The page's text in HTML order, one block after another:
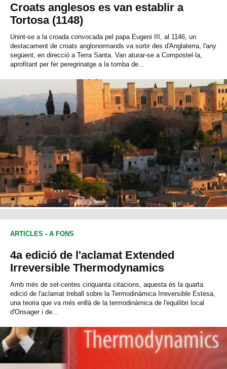
Croats anglesos es van establir a
Tortosa (1148)
Unint-se a la croada convocada pel papa Eugeni III, al 1146, un
destacament de croats anglonormands va sortir des d'Anglaterra, l'any
següent, en direcció a Terra Santa. Van aturar-se a Compostel·la,
aprofitant per fer peregrinatge a la tomba de...
ARTICLES - A FONS
4a edició de l'aclamat Extended
Irreversible Thermodynamics
Amb més de set-centes cinquanta citacions, aquesta és la quarta
edició de l'aclamat treball sobre la Termodinàmica Irreversible Estesa,
una teoria que va més enllà de la termodinàmica de l'equilibri local
d'Onsager i de...